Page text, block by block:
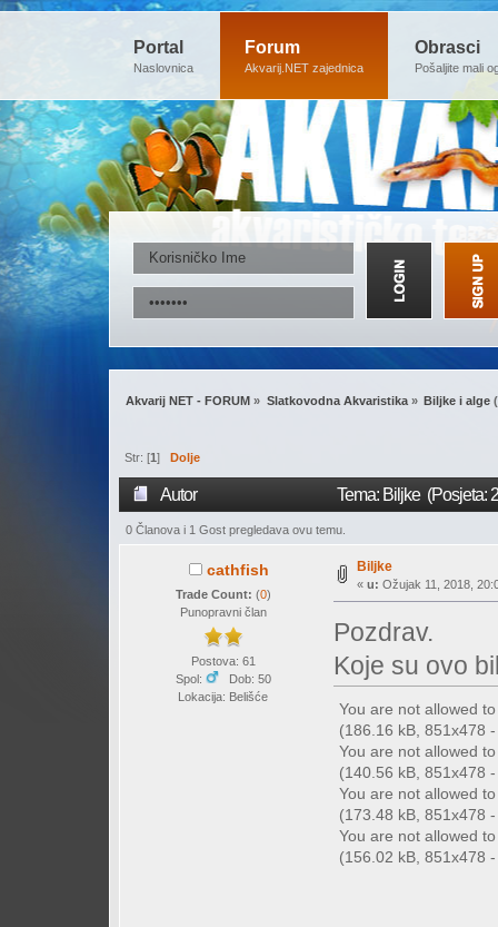
Portal
Naslovnica
Forum
Akvarij.NET zajednica
Obrasci
Pošaljite mali
Akvarij NET - FORUM » Slatkovodna Akvaristika» Biljke i alge
Str: [1] Dolje
Autor Tema: Biljke (Posjeta:
0 Članova i 1 Gost pregledava ovu temu.
cathfish
Trade Count: (0)
Punopravni član
Postova: 61
Spol:
Dob: 50
Lokacija: Belišće
Biljke
« u: Ožujak 11, 2018,
Pozdrav.
Koje su ovo
You are not allowed
(186.16 kB, 851x478
You are not allowed
(140.56 kB, 851x478
You are not allowed
(173.48 kB, 851x478
You are not allowed
(156.02 kB, 851x478